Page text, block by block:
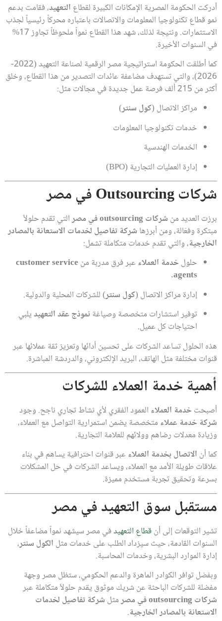
أدركت الحكومة المصرية الإمكانات الكبيرة لقطاع التعهيد، فقامت بدعم
نمو قطاع تكنولوجيا المعلومات والاتصالات باعتباره محركاً رئيسياً لجذب
الاستثمارات. ونتيجة لذلك، شهد هذا القطاع نمواً ملحوظاً تجاوز 17%
في السنوات الأخيرة.
كما أطلقت الحكومة استراتيجية مصر الرقمية لصناعة التعهيد (2022-
2026)، والتي تستهدف مضاعفة عائدات التصدير من هذا القطاع، وخلق
أكثر من 215 ألف فرصة عمل جديدة في مجالات مثل:
مراكز الاتصال (كول سنتر)
خدمات تكنولوجيا المعلومات
الخدمات الهندسية
إدارة العمليات التجارية (BPO)
شركات Outsourcing في مصر
برزت العديد من شركات outsourcing في مصر
التي تقدم حلولاً
مبتكرة وفعّالة، ومن أبرزها شركة تفاصيل لخدمات الاستعانة بالمصادر
الخارجية، والتي تقدم خدمات متكاملة تشمل:
حلولخدمة العملاء عبر فرق مدربة من customer service
agents
.
إدارة مراكز الاتصال (كول سنتر) للشركات المحلية والدولية.
توفير استشارات متخصصة وصياغة نموذج عقد التعهيديلبي
احتياجات كل عميل.
هذه الحلول تساعد الشركات على تحسين أدائها وتعزيز ثقة عملائها عبر
قنوات مختلفة مثل الهاتف، البريد الإلكتروني، والدردشة المباشرة.
أهمية خدمة العملاء للشركات
أصبحتخدمة العملاء العمود الفقري لأي نشاط تجاري ناجح. وجود
شركة خدمة عملاء متخصصة يضمن استمرارية التواصل مع العملاء،
وزيادة معدلات رضاهم وولائهم للعلامة التجارية.
كما أن الاتصال بخدمة العملاء عبر قنوات احترافية يساهم في بناء
علاقات طويلة الأمد مع العملاء، ويساعد الشركات في حل المشكلات
بسرعة وتحقيق تجربة مستخدم مميزة.
مستقبل سوق التعهيد في مصر
تشير التوقعات إلى أنقطاع التعهيدفي مصر سيشهد نمواً مضاعفاً خلال
السنوات القادمة، حيث سيزداد الطلب على خدمات مثل الكول سنتر،
إدارة الموارد البشرية، وخدمات المحاسبة.
وبفضل توافر الكوادر الماهرة والدعم الحكومي، ستظل مصر وجهة
مفضلة للشركات الباحثة عن شريك موثوق يقدم حلولاً متكاملة عبر
شركات outsourcing في مصر
مثل شركة تفاصيل لخدمات
الاستعانة بالمصادر الخارجية.